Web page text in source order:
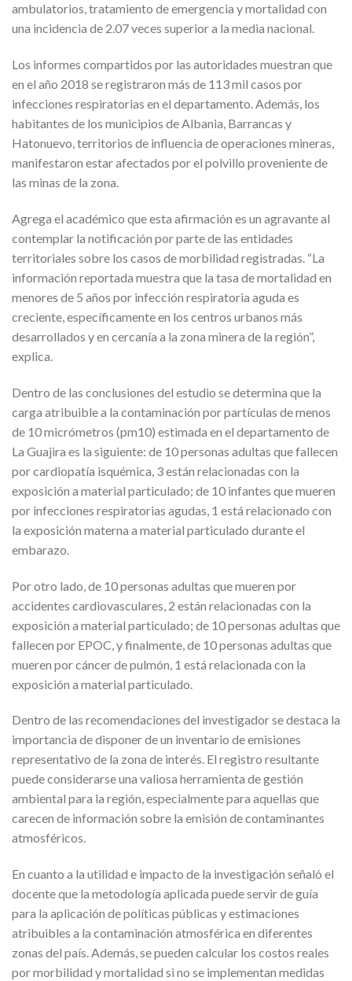
ambulatorios, tratamiento de emergencia y mortalidad con
una incidencia de 2.07 veces superior a la media nacional.
Los informes compartidos por las autoridades muestran que
en el año 2018 se registraron más de 113 mil casos por
infecciones respiratorias en el departamento. Además, los
habitantes de los municipios de Albania, Barrancas y
Hatonuevo, territorios de influencia de operaciones mineras,
manifestaron estar afectados por el polvillo proveniente de
las minas de la zona.
Agrega el académico que esta afirmación es un agravante al
contemplar la notificación por parte de las entidades
territoriales sobre los casos de morbilidad registradas. “La
información reportada muestra que la tasa de mortalidad en
menores de 5 años por infección respiratoria aguda es
creciente, específicamente en los centros urbanos más
desarrollados y en cercanía a la zona minera de la región”,
explica.
Dentro de las conclusiones del estudio se determina que la
carga atribuible a la contaminación por partículas de menos
de 10 micrómetros (pm10) estimada en el departamento de
La Guajira es la siguiente: de 10 personas adultas que fallecen
por cardiopatía isquémica, 3 están relacionadas con la
exposición a material particulado; de 10 infantes que mueren
por infecciones respiratorias agudas, 1 está relacionado con
la exposición materna a material particulado durante el
embarazo.
Por otro lado, de 10 personas adultas que mueren por
accidentes cardiovasculares, 2 están relacionadas con la
exposición a material particulado; de 10 personas adultas que
fallecen por EPOC, y finalmente, de 10 personas adultas que
mueren por cáncer de pulmón, 1 está relacionada con la
exposición a material particulado.
Dentro de las recomendaciones del investigador se destaca la
importancia de disponer de un inventario de emisiones
representativo de la zona de interés. El registro resultante
puede considerarse una valiosa herramienta de gestión
ambiental para la región, especialmente para aquellas que
carecen de información sobre la emisión de contaminantes
atmosféricos.
En cuanto a la utilidad e impacto de la investigación señaló el
docente que la metodología aplicada puede servir de guía
para la aplicación de políticas públicas y estimaciones
atribuibles a la contaminación atmosférica en diferentes
zonas del país. Además, se pueden calcular los costos reales
por morbilidad y mortalidad si no se implementan medidas